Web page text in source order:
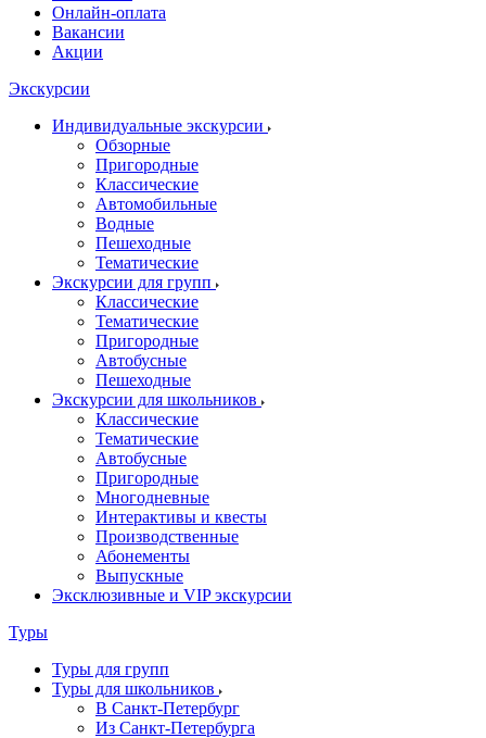
Онлайн-оплата
Вакансии
Акции
Экскурсии
Индивидуальные экскурсии
Обзорные
Пригородные
Классические
Автомобильные
Водные
Пешеходные
Тематические
Экскурсии для групп
Классические
Тематические
Пригородные
Автобусные
Пешеходные
Экскурсии для школьников
Классические
Тематические
Автобусные
Пригородные
Многодневные
Интерактивы и квесты
Производственные
Абонементы
Выпускные
Эксклюзивные и VIP экскурсии
Туры
Туры для групп
Туры для школьников
В Санкт-Петербург
Из Санкт-Петербурга